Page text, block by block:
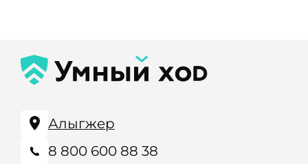
Алыгжер
8 800 600 88 38